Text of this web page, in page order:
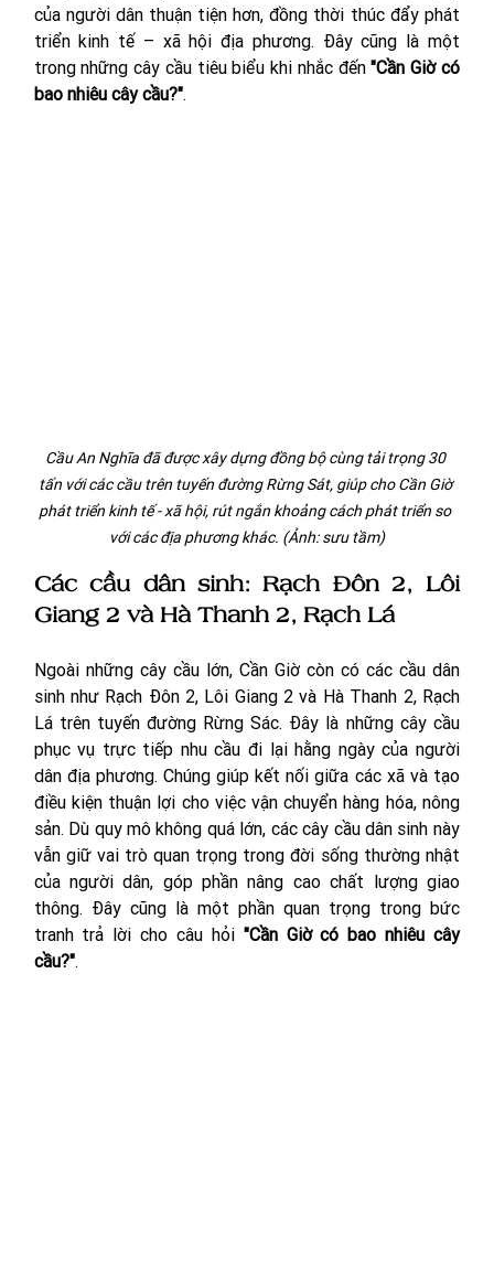
của người dân thuận tiện hơn, đồng thời thúc đẩy phát
triển kinh tế – xã hội địa phương. Đây cũng là một
trong những cây cầu tiêu biểu khi nhắc đến "Cần Giờ có
bao nhiêu cây cầu?".
Cầu An Nghĩa đã được xây dựng đồng bộ cùng tải trọng 30
tấn với các cầu trên tuyến đường Rừng Sát, giúp cho Cần Giờ
phát triển kinh tế - xã hội, rút ngắn khoảng cách phát triển so
với các địa phương khác. (Ảnh: sưu tầm)
Các cầu dân sinh: Rạch Đôn 2, Lôi
Giang 2 và Hà Thanh 2, Rạch Lá
Ngoài những cây cầu lớn, Cần Giờ còn có các cầu dân
sinh như Rạch Đôn 2, Lôi Giang 2 và Hà Thanh 2, Rạch
Lá trên tuyến đường Rừng Sác. Đây là những cây cầu
phục vụ trực tiếp nhu cầu đi lại hằng ngày của người
dân địa phương. Chúng giúp kết nối giữa các xã và tạo
điều kiện thuận lợi cho việc vận chuyển hàng hóa, nông
sản. Dù quy mô không quá lớn, các cây cầu dân sinh này
vẫn giữ vai trò quan trọng trong đời sống thường nhật
của người dân, góp phần nâng cao chất lượng giao
thông. Đây cũng là một phần quan trọng trong bức
tranh trả lời cho câu hỏi "Cần Giờ có bao nhiêu cây
cầu?".